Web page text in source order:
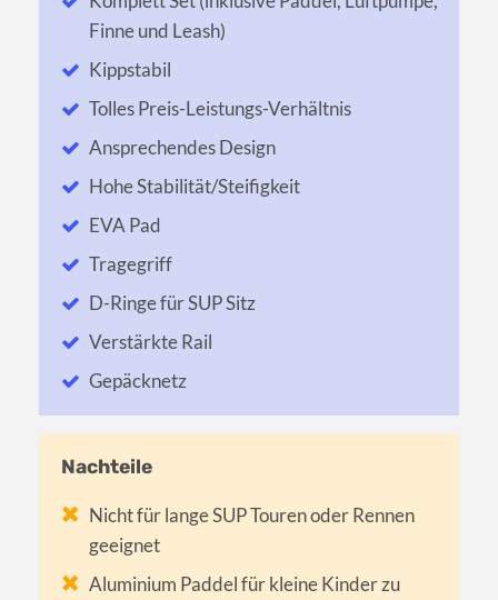
Finne und Leash)
Kippstabil
Tolles Preis-Leistungs-Verhältnis
Ansprechendes Design
Hohe Stabilität/Steifigkeit
EVA Pad
Tragegriff
D-Ringe für SUP Sitz
Verstärkte Rail
Gepäcknetz
Nicht für lange SUP Touren oder Rennen
geeignet
Aluminium Paddel für kleine Kinder zu